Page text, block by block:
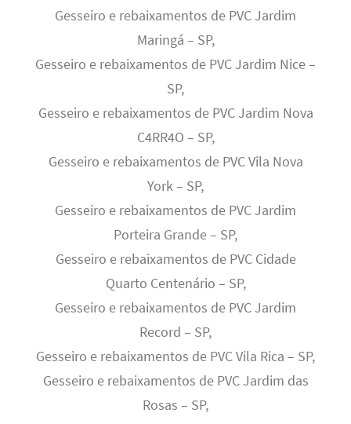
Gesseiro e rebaixamentos de PVC Jardim
Maringá – SP,
Gesseiro e rebaixamentos de PVC Jardim Nice –
SP,
Gesseiro e rebaixamentos de PVC Jardim Nova
C4RR4O – SP,
Gesseiro e rebaixamentos de PVC Vila Nova
York – SP,
Gesseiro e rebaixamentos de PVC Jardim
Porteira Grande – SP,
Gesseiro e rebaixamentos de PVC Cidade
Quarto Centenário – SP,
Gesseiro e rebaixamentos de PVC Jardim
Record – SP,
Gesseiro e rebaixamentos de PVC Vila Rica – SP,
Gesseiro e rebaixamentos de PVC Jardim das
Rosas – SP,